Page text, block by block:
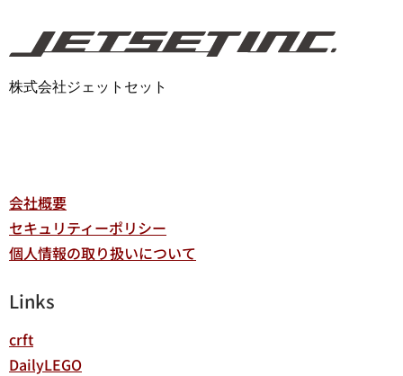
株式会社ジェットセット
会社概要
セキュリティーポリシー
個人情報の取り扱いについて
Links
crft
DailyLEGO